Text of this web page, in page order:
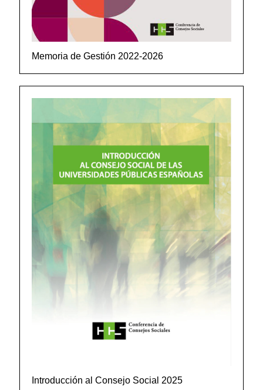
Memoria de Gestión 2022-2026
Introducción al Consejo Social 2025